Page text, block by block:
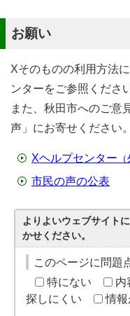
お願い
Xそのものの利用方法
ンターをご参照くださ
また、秋田市へのご意
声」にお寄せください
Xヘルプセンター
市民の声の公表
よりよいウェブサイト
かせください。
このページに問題
特にない
内
探しにくい
情